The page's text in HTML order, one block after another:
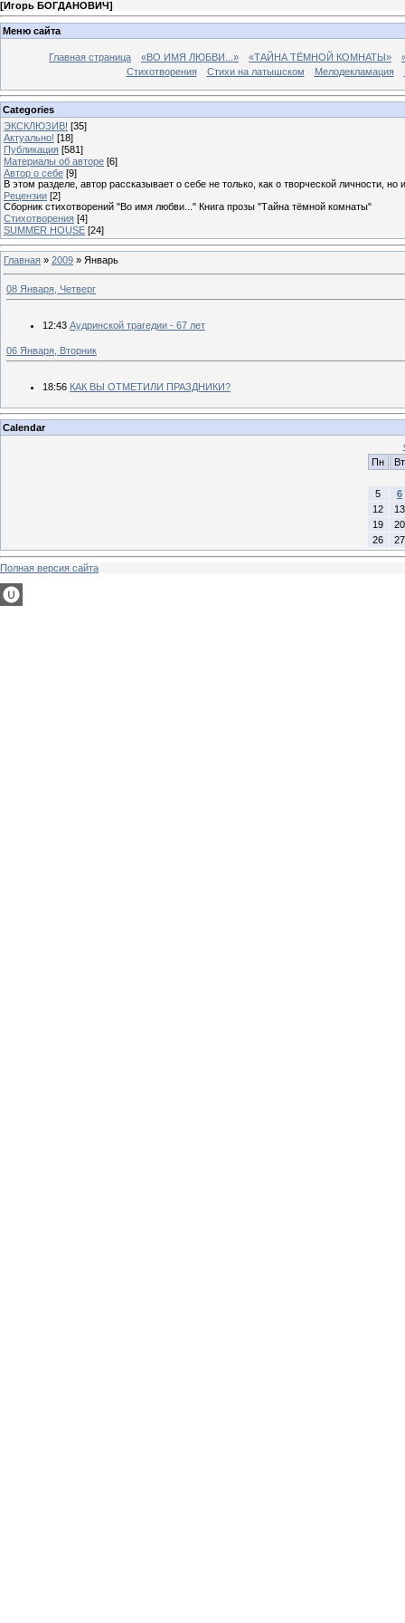
[Игорь БОГДАНОВИЧ]
Меню сайта
Главная страница «ВО ИМЯ ЛЮБВИ...» «ТАЙНА ТЁМНОЙ КОМНАТЫ»
Стихотворения
Стихи на латышском Мелодекламация
Categories
ЭКСКЛЮЗИВ! [35]
Актуально! [18]
Публикация [581]
Материалы об авторе [6]
Автор о себе [9]
В этом разделе, автор рассказывает о себе не только, как о творческой личности,
Рецензии [2]
Сборник стихотворений "Во имя любви..." Книга прозы "Тайна тёмной комнаты"
Стихотворения [4]
SUMMER HOUSE [24]
Главная » 2009 » Январь
08 Января, Четверг
12:43 Аудринской трагедии - 67 лет
06 Января, Вторник
18:56 КАК ВЫ ОТМЕТИЛИ ПРАЗДНИКИ?
Calendar
Пн
Вт
5
6
12
13
19
20
26
27
Полная версия сайта